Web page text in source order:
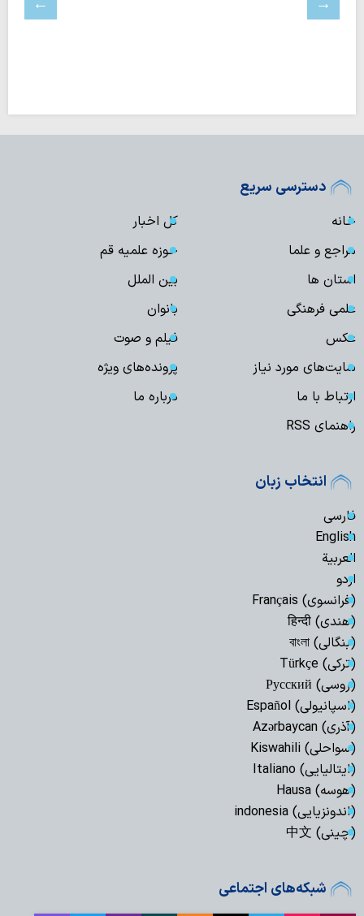
دسترسی سریع
خانه
کل اخبار
مراجع و علما
حوزه علمیه قم
استان ها
بین الملل
علمی فرهنگی
بانوان
عکس
فیلم و صوت
سایت‌های مورد نیاز
پرونده‌های ویژه
ارتباط با ما
درباره ما
راهنمای RSS
انتخاب زبان
فارسی
English
العربیة
اردو
(فرانسوی) Français
(هندی) हिन्दी
(بنگالی) বাংলা
(ترکی) Türkçe
(روسی) Русский
(اسپانیولی) Español
(آذری) Azərbaycan
(سواحلی) Kiswahili
(ایتالیایی) Italiano
(هوسه) Hausa
(اندونزیایی) indonesia
(چینی) 中文
شبکه‌های اجتماعی